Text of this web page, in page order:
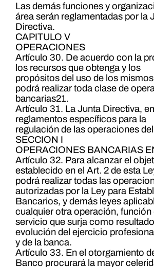
Las demás funciones y
área serán reglamentadas por la
Directiva.
CAPITULO V
OPERACIONES
Artículo 30. De acuerdo con la
los recursos que obtenga y los
propósitos del uso de los
podrá realizar toda clase de
bancarias21.
Artículo 31. La Junta Directiva,
reglamentos específicos para la
regulación de las operaciones
SECCION I
OPERACIONES BANCARIAS
Artículo 32. Para alcanzar el
establecido en el Art. 2 de esta
podrá realizar todas las
autorizadas por la Ley para
Bancarios, y demás leyes
cualquier otra operación, función
servicio que surja como
evolución del ejercicio
y de la banca.
Artículo 33. En el otorgamiento
Banco procurará la mayor